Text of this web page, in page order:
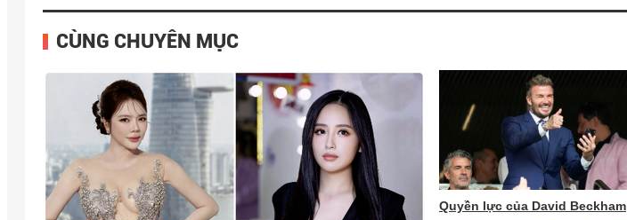
CÙNG CHUYÊN MỤC
Quyền lực của David Beckham